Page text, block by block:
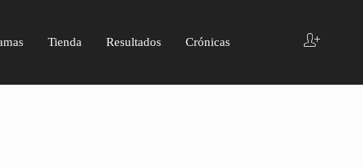
Tienda Resultados Crónicas